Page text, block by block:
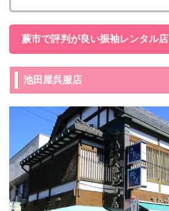
蕨市で評判が良い振袖レンタル店
池田屋呉服店